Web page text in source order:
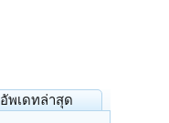
อัพเดทล่าสุด